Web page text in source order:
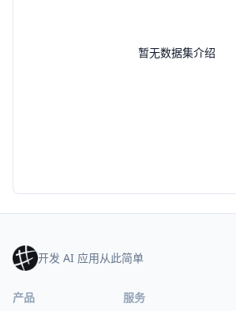
暂无数据集介绍
开发 AI 应用从此简单
产品 服务